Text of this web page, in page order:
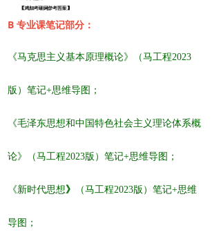
B 专业课笔记部分：
《马克思主义基本原理概论》（马工程2023
版）笔记+思维导图；
《毛泽东思想和中国特色社会主义理论体系概
论》 （马工程2023版） 笔记+思维导图；
《新时代思想》 （马工程2023版） 笔记+思维
导图；